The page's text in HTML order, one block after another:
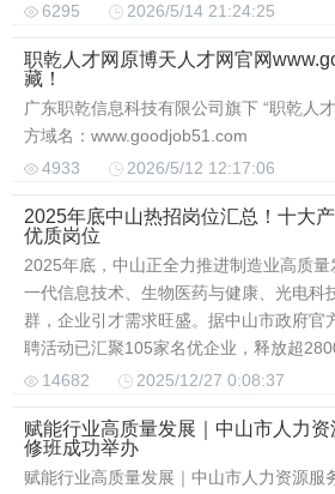
6295
2026/5/14 21:24:25
职乾人才网原博天人才网官网
藏！
广东职乾信息科技有限公司旗下 “职乾人
方域名：www.goodjob51.com
4933
2026/5/12 12:17:06
2025年底中山热招岗位汇总！十大
优质岗位
2025年底，中山正全力推进制造业高质
一代信息技术、生物医药与健康、光电科
群，企业引才需求旺盛。据中山市政府官
聘活动已汇聚105家名优企业，释放超
14682
2025/12/27 0:08:37
赋能行业高质量发展｜中山市人力
修班成功举办
赋能行业高质量发展｜中山市人力资源服